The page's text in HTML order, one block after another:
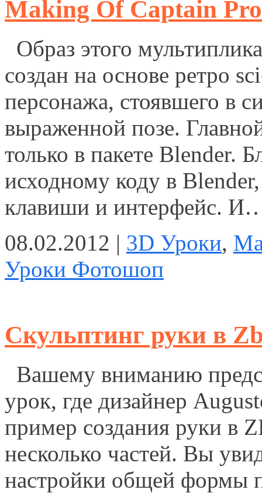
Making Of Captain
Образ этого
создан на основе ретро
персонажа, стоявшего в
выраженной позе.
только в пакете Blender.
исходному коду в
клавиши и интерфейс.
08.02.2012 | 3D Уроки,
Уроки Фотошоп
Скульптинг руки в
Вашему вниманию
урок, где дизайнер
пример создания руки в
несколько частей. Вы
настройки общей формы